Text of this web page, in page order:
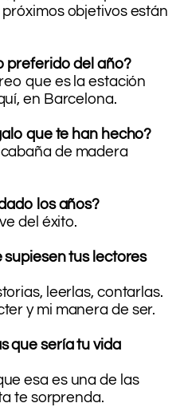
objetivos están
preferido del año?
que es la estación
en Barcelona.
que te han hecho?
de madera
los años?
del éxito.
supiesen tus lectores
leerlas, contarlas.
y mi manera de ser.
que sería tu vida
esa es una de las
te sorprenda.